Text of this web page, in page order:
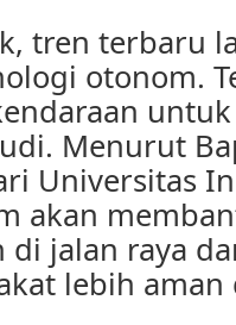
tren terbaru
otonom.
Menurut
Universitas
akan
di jalan raya
lebih aman